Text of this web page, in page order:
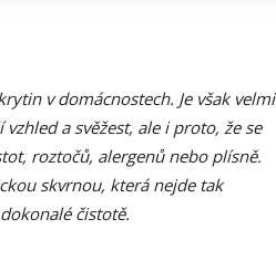
v domácnostech. Je však velmi
a svěžest, ale i proto, že se
roztočů, alergenů nebo plísně.
skvrnou, která nejde tak
čistotě.